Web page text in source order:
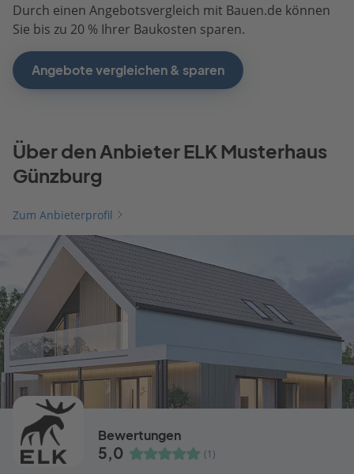
Durch einen Angebotsvergleich mit Bauen.de können
Sie bis zu 20 % Ihrer Baukosten sparen.
Angebote vergleichen & sparen
Über den Anbieter ELK Musterhaus
Günzburg
Zum Anbieterprofil
Bewertungen
5,0 (1)